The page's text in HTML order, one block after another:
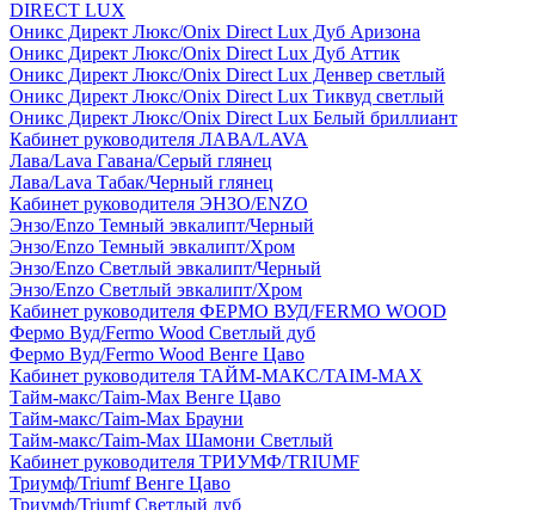
DIRECT LUX
Оникс Директ Люкс/Onix Direct Lux Дуб Аризона
Оникс Директ Люкс/Onix Direct Lux Дуб Аттик
Оникс Директ Люкс/Onix Direct Lux Денвер светлый
Оникс Директ Люкс/Onix Direct Lux Тиквуд светлый
Оникс Директ Люкс/Onix Direct Lux Белый бриллиант
Кабинет руководителя ЛАВА/LAVA
Лава/Lava Гавана/Серый глянец
Лава/Lava Табак/Черный глянец
Кабинет руководителя ЭНЗО/ENZO
Энзо/Enzo Темный эвкалипт/Черный
Энзо/Enzo Темный эвкалипт/Хром
Энзо/Enzo Светлый эвкалипт/Черный
Энзо/Enzo Светлый эвкалипт/Хром
Кабинет руководителя ФЕРМО ВУД/FERMO WOOD
Фермо Вуд/Fermo Wood Светлый дуб
Фермо Вуд/Fermo Wood Венге Цаво
Кабинет руководителя ТАЙМ-МАКС/TAIM-MAX
Тайм-макс/Taim-Max Венге Цаво
Тайм-макс/Taim-Max Брауни
Тайм-макс/Taim-Max Шамони Светлый
Кабинет руководителя ТРИУМФ/TRIUMF
Триумф/Triumf Венге Цаво
Триумф/Triumf Светлый дуб